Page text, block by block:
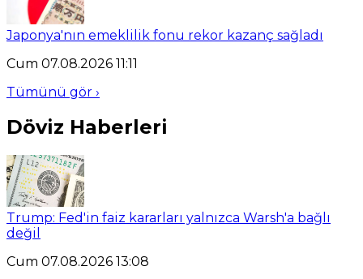
Japonya'nın emeklilik fonu rekor kazanç sağladı
Cum 07.08.2026 11:11
Tümünü gör ›
Döviz Haberleri
Trump: Fed'in faiz kararları yalnızca Warsh'a bağlı
değil
Cum 07.08.2026 13:08